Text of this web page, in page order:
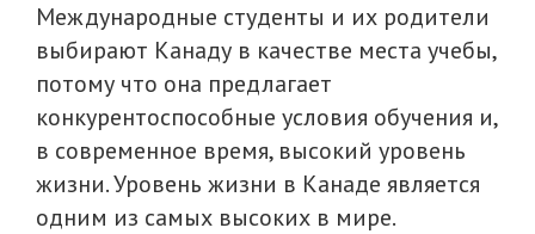
Международные студенты и их родители
выбирают Канаду в качестве места учебы,
потому что она предлагает
конкурентоспособные условия обучения и,
в современное время, высокий уровень
жизни. Уровень жизни в Канаде является
одним из самых высоких в мире.